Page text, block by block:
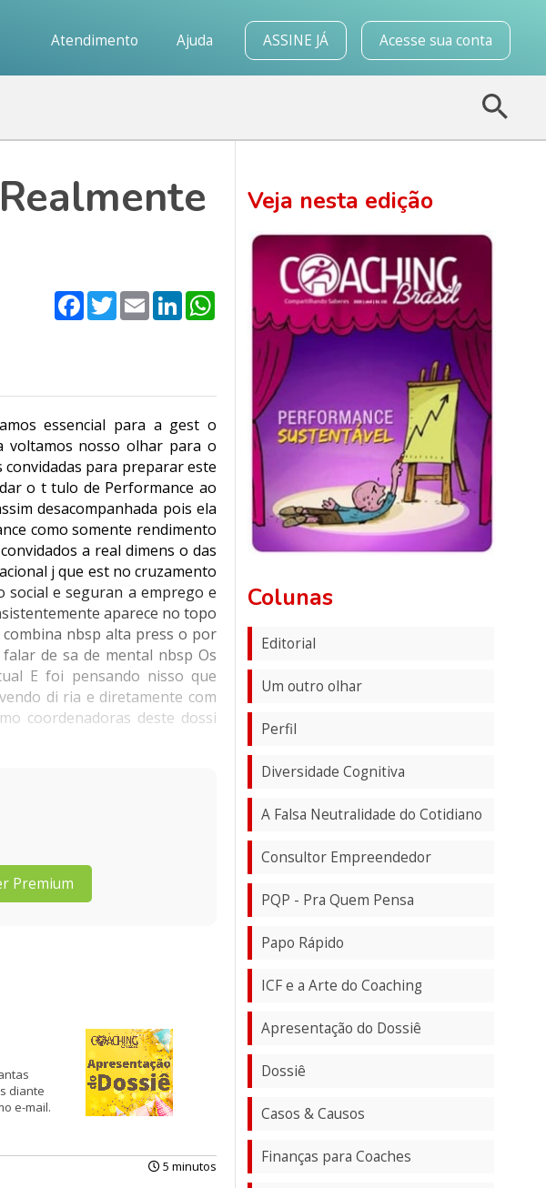
Atendimento Ajuda ASSINE JÁ Acesse sua conta
Facebook
TwitterEmailLinkedInWhatsApp
essencial para a gest o
voltamos nosso olhar para o
para preparar este
o t tulo de Performance ao
desacompanhada pois ela
como somente rendimento
a real dimens o das
j que est no cruzamento
social e seguran a emprego e
aparece no topo
nbsp alta press o por
de sa de mental nbsp Os
E foi pensando nisso que
di ria e diretamente com
coordenadoras deste dossi
Premium
diante
e-mail.
5 minutos
Veja nesta edição
Colunas
Editorial
Um outro olhar
Perfil
Diversidade Cognitiva
A Falsa Neutralidade do Cotidiano
Consultor Empreendedor
PQP - Pra Quem Pensa
Papo Rápido
ICF e a Arte do Coaching
Apresentação do Dossiê
Dossiê
Casos & Causos
Finanças para Coaches